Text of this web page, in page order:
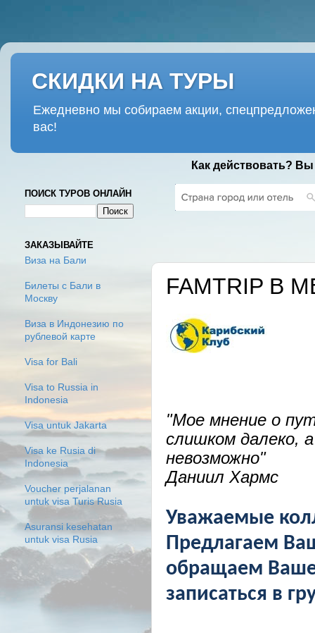
СКИДКИ НА ТУРЫ
Ежедневно мы собираем акции,
вас!
Как действовать?
FAMTRIP В
"Мое мнение о
слишком далеко,
невозможно"
Даниил Хармс
Уважаемые
Предлагаем
обращаем
записаться в
ПОИСК ТУРОВ ОНЛАЙН
ЗАКАЗЫВАЙТЕ
Виза на Бали
Билеты с Бали в
Москву
Виза в Индонезию по
рублевой карте
Visa for Bali
Visa to Russia in
Indonesia
Visa untuk Jakarta
Visa ke Rusia di
Indonesia
Voucher perjalanan
untuk visa Turis Rusia
Asuransi kesehatan
untuk visa Rusia